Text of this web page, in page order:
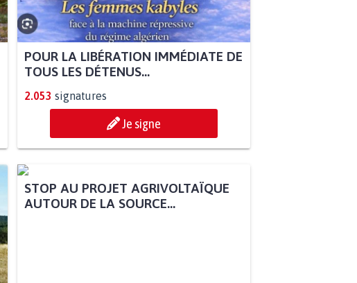
POUR LA LIBÉRATION IMMÉDIATE DE
TOUS LES DÉTENUS...
2.053 signatures
Je signe